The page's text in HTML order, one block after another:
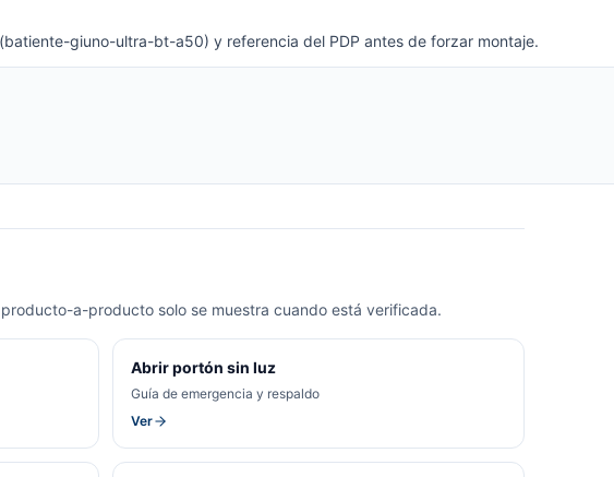
giuno-ultra-bt-a50) y referencia del PDP antes de forzar montaje.
a-producto solo se muestra cuando está verificada.
Abrir portón sin luz
Guía de emergencia y respaldo
Ver